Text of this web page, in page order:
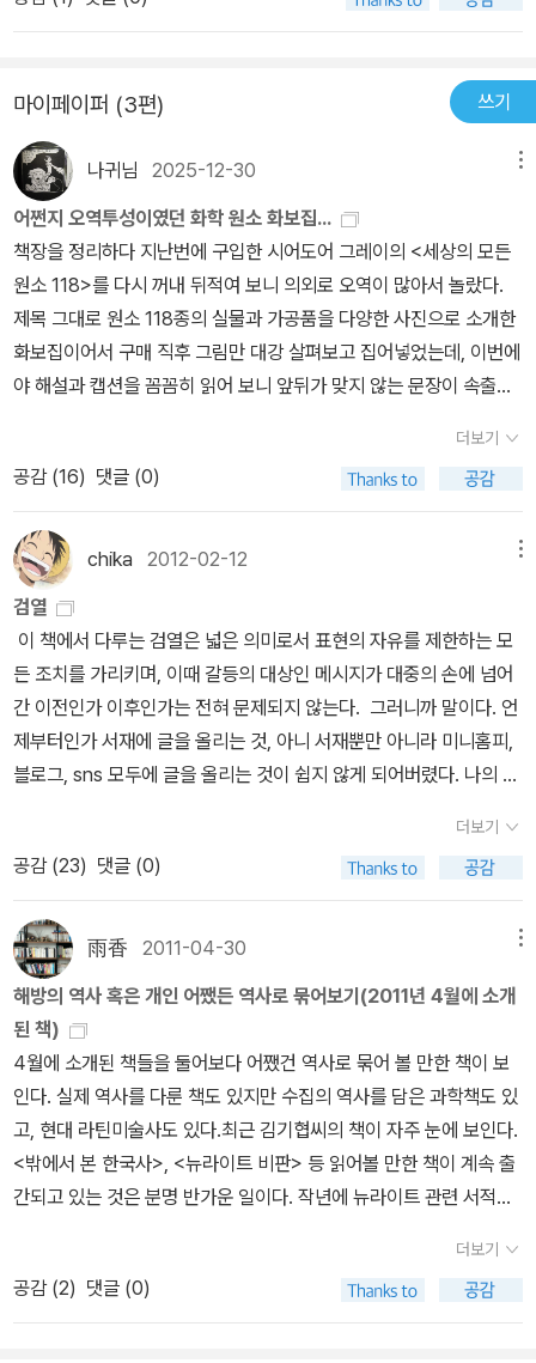
마이페이퍼 (3편) 쓰기
나귀님 2025-12-30
어쩐지 오역투성이였던 화학 원소 화보집...
책장을 정리하다 지난번에 구입한 시어도어 그레이의 <세상의 모든
원소 118>를 다시 꺼내 뒤적여 보니 의외로 오역이 많아서 놀랐다.
제목 그대로 원소 118종의 실물과 가공품을 다양한 사진으로 소개한
화보집이어서 구매 직후 그림만 대강 살펴보고 집어넣었는데, 이번에
야 해설과 캡션을 꼼꼼히 읽어 보니 앞뒤가 맞지 않는 문장이 속출하
리제 마이트너가 발견했다' 같은 확실하고도 멍청한 오역 몇 가지만
눈에 띄는 대로 원문을 찾아서 대조해 보았더니 문제가 꽤 심각했다.
툭하면 앞뒤가 안 맞는 문장이 등장하는 것으로 보아 정말 생각 없이
옮긴 모양인데, 공짜 알바할 생각은 없으니 알라딘 미리보기에서 누
구나 볼 수 있는 것 두 개만 지적해 보자.'수소' 장에서 이 원소를 채운
비행선 힌덴부르크호 폭발 사고를 설명한 다음, '그후 연료는 덜 위험
한 가솔린으로 대체되기 시작했다'(15쪽)고 썼는데, 저 비행선에서
수소의 역할은 연료가 아니라 풍선을 채워 양력(揚力)을 제공한 것
이므로 완전 잘못된 설명이다. 정확히 옮기면 '휘발유를 채운 차량보
다는 수소를 채운 차량이 오히려 덜 위험하다'는 뜻이다.비행선 관련
오역은 '헬륨' 장에도 있다. 수소를 헬륨으로 바꿀 경우 '가격이 비싸
다는 점과 이 때문에 사용 빈도가 낮다는' 게 문제라며, '이 인기 없는
모델로 함께 드라이브하러 갈 사람?'(17쪽) 하고 뜬금없이 묻는데,
는 점이다. 높이 날지 못하는 비행선을 굳이 탈 사람이 있을까?'란 뜻
이다.결국 번역자가 내용을 제대로 이해하지 못하고 종종 소설을 써
놓은 셈이다. 왜 수소 이야기를 하다 휘발유 이야기가 나오는지 곰곰
이 생각해 보고, 나아가 수소와 대조적인 헬륨의 특성이 무엇인지를
인터넷에서 찾아보기라도 했다면 의외로 쉽게 정답을 알아내지 않았
을까. 결국 숙고도 부족하고 정성도 부족한 채로 부실하게 번역된 책
이라고 해야 할 것 같다.이 책은 2010년에 초판이 간행된 이래 2012
년과 2023년에 '개정판'이 두 번이나 나왔다. 하지만 위에 지적했듯
이 페이지마다 오역이 한두 개씩 나오는 상황이니, 도대체 뭘 개정했
리가 오늘날'을 '오늘날 우리가'로 수정한 정도이니, 결국 '개정판'은
가격 인상을 위한 핑계에 불과해 보인다.번역자는 한 명이 아니라 '꿈
꾸는 과학'이라는 단체이다. 과학자 정재승이 주도한 과학 애호가 모
더보기
공감 (16) 댓글 (0)
chika 2012-02-12
검열
이 책에서 다루는 검열은 넓은 의미로서 표현의 자유를 제한하는 모
든 조치를 가리키며, 이때 갈등의 대상인 메시지가 대중의 손에 넘어
간 이전인가 이후인가는 전혀 문제되지 않는다. 그러니까 말이다. 언
제부터인가 서재에 글을 올리는 것, 아니 서재뿐만 아니라 미니홈피,
블로그, sns 모두에 글을 올리는 것이 쉽지 않게 되어버렸다. 나의 온
공간이 어느새 스스로의 검열에 빠져 삭제되기 시작했다. 알게 모르
게 접근해오는 타인의 눈, 나와 무관하지만은 않은 타인의 눈을 의식
하게 되면서부터겠지. 과연 나는 자유로운가,에 대한 단상에 빠져들
기 쉬운 문제다.하지만 뭐, 개인적인 문제를 넘어서 좀 더 넓은 의미로
다가선다면. 세상의 모든 원소라는 걸 보면서 주기율표만 떠올리고
있는 나,는 지극히 평범한 상태인것 맞겠지? 과학(물론 수학도 그렇
고 그외의 다른 학문도 마찬가지겠지만 ;;)의 심오함을 제대로 알지
못하는 내가 관심은 많이 갖고 있으나 차마 깊이있는 이해는 하지 못
하고 있기에 망설여지는.그보다는 99%정치에 더 관심이 쏠리는. -
아니, 그런데 가만히 생각해보면 나는 근본적으로 정치에 대한 불신
을 갖고 있어서 그리 큰 관심을 갖지 않아. 세상이 이모양이꼴로 흘러
간다고 온갖 비판은 다 해대면서 정작 해결적인 접근에는 관심을 뚝
끊어버리고 있는 건 아닐까, 싶은 생각이 들어 마음이 좀 씁쓸해지고
있긴 한데... 아니, 왜 엑박일까. 제목때문인가? 저 엑박은 '나는 꽃이
더보기
공감 (23) 댓글 (0)
雨香 2011-04-30
해방의 역사 혹은 개인 어쨌든 역사로 묶어보기(2011년 4월에 소개
된 책)
4월에 소개된 책들을 둘어보다 어쨌건 역사로 묶어 볼 만한 책이 보
인다. 실제 역사를 다룬 책도 있지만 수집의 역사를 담은 과학책도 있
고, 현대 라틴미술사도 있다.최근 김기협씨의 책이 자주 눈에 보인다.
<밖에서 본 한국사>, <뉴라이트 비판> 등 읽어볼 만한 책이 계속 출
간되고 있는 것은 분명 반가운 일이다. 작년에 뉴라이트 관련 서적을
읽기라는 이름으로 책 읽기를 한번 해야 겠다고 생각하는 중이다.그
가 이번엔 해방시대를 담은 <해방일기>를 책으로 독자들에게 나타났
다.'저자는 ‘적대적 공생관계’라는 이름하에 해방정국을 이끌어갔던
더보기
공감 (2) 댓글 (0)